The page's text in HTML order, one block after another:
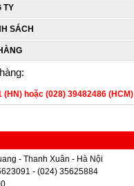
TY
SÁCH
(HN) hoặc (028) 39482486 (HCM)
- Thanh Xuân - Hà Nội
- (024) 35625884